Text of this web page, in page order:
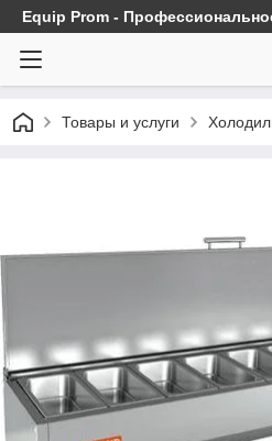
Equip Prom -
Товары и услуги